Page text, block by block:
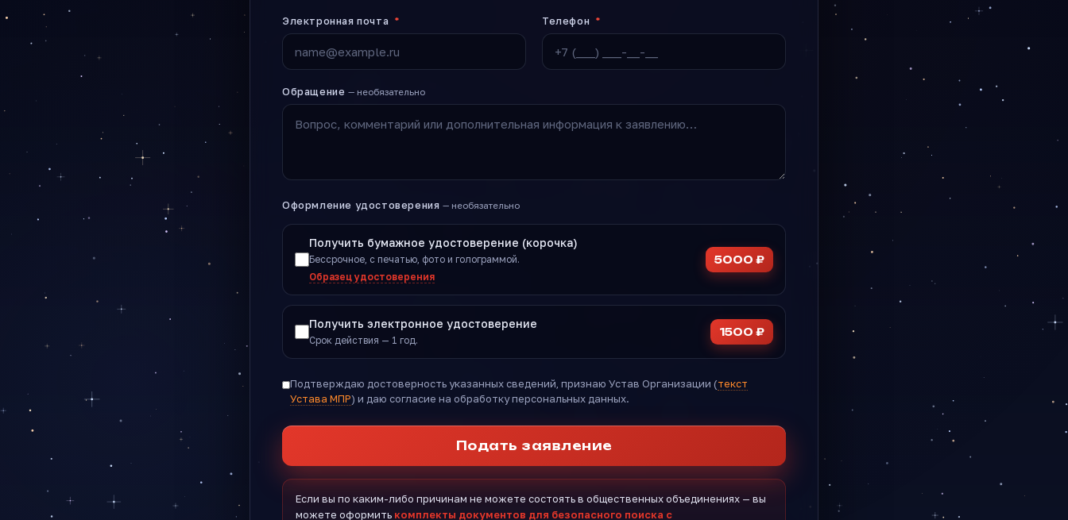
Электронная почта * Телефон *
Обращение — необязательно
Оформление удостоверения — необязательно
Получить бумажное удостоверение (корочка)
Бессрочное, с печатью, фото и голограммой.
Образец удостоверения
5000 ₽
Получить электронное удостоверение
Срок действия — 1 год.
1500 ₽
Подтверждаю достоверность указанных сведений, признаю Устав Организации (текст
Устава МПР) и даю согласие на обработку персональных данных.
Подать заявление
Если вы по каким-либо причинам не можете состоять в общественных объединениях — вы
можете оформить комплекты документов для безопасного поиска с